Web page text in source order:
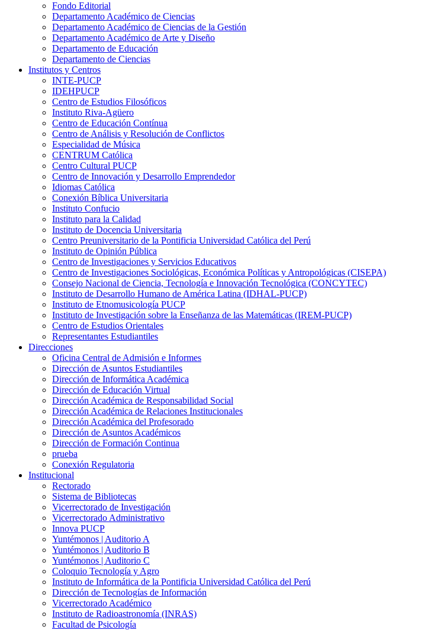
Fondo Editorial
Departamento Académico de Ciencias
Departamento Académico de Ciencias de la Gestión
Departamento Académico de Arte y Diseño
Departamento de Educación
Departamento de Ciencias
Institutos y Centros
INTE-PUCP
IDEHPUCP
Centro de Estudios Filosóficos
Instituto Riva-Agüero
Centro de Educación Contínua
Centro de Análisis y Resolución de Conflictos
Especialidad de Música
CENTRUM Católica
Centro Cultural PUCP
Centro de Innovación y Desarrollo Emprendedor
Idiomas Católica
Conexión Bíblica Universitaria
Instituto Confucio
Instituto para la Calidad
Instituto de Docencia Universitaria
Centro Preuniversitario de la Pontificia Universidad Católica del Perú
Instituto de Opinión Pública
Centro de Investigaciones y Servicios Educativos
Centro de Investigaciones Sociológicas, Económica Políticas y Antropológicas (CISEPA)
Consejo Nacional de Ciencia, Tecnología e Innovación Tecnológica (CONCYTEC)
Instituto de Desarrollo Humano de América Latina (IDHAL-PUCP)
Instituto de Etnomusicología PUCP
Instituto de Investigación sobre la Enseñanza de las Matemáticas (IREM-PUCP)
Centro de Estudios Orientales
Representantes Estudiantiles
Direcciones
Oficina Central de Admisión e Informes
Dirección de Asuntos Estudiantiles
Dirección de Informática Académica
Dirección de Educación Virtual
Dirección Académica de Responsabilidad Social
Dirección Académica de Relaciones Institucionales
Dirección Académica del Profesorado
Dirección de Asuntos Académicos
Dirección de Formación Continua
prueba
Conexión Regulatoria
Institucional
Rectorado
Sistema de Bibliotecas
Vicerrectorado de Investigación
Vicerrectorado Administrativo
Innova PUCP
Yuntémonos | Auditorio A
Yuntémonos | Auditorio B
Yuntémonos | Auditorio C
Coloquio Tecnología y Agro
Instituto de Informática de la Pontificia Universidad Católica del Perú
Dirección de Tecnologías de Información
Vicerrectorado Académico
Instituto de Radioastronomía (INRAS)
Facultad de Psicología